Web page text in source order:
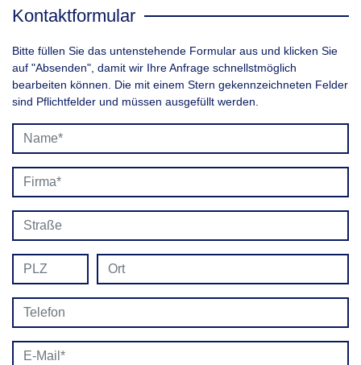
Kontaktformular
Bitte füllen Sie das untenstehende Formular aus und klicken Sie
auf "Absenden", damit wir Ihre Anfrage schnellstmöglich
bearbeiten können. Die mit einem Stern gekennzeichneten Felder
sind Pflichtfelder und müssen ausgefüllt werden.